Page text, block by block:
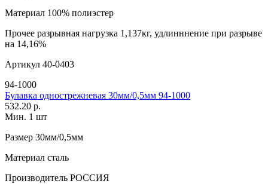
Материал 100% полиэстер
Прочее разрывная нагрузка 1,137кг, удлинннение при разрыве
на 14,16%
Артикул 40-0403
94-1000
Булавка однострежневая 30мм/0,5мм 94-1000
532.20 р.
Мин. 1 шт
Размер 30мм/0,5мм
Материал сталь
Производитель РОССИЯ